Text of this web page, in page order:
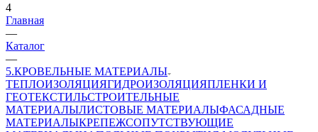
4
Главная
—
Каталог
—
5.КРОВЕЛЬНЫЕ МАТЕРИАЛЫ
ТЕПЛОИЗОЛЯЦИЯГИДРОИЗОЛЯЦИЯПЛЕНКИ И
ГЕОТЕКСТИЛЬСТРОИТЕЛЬНЫЕ
МАТЕРИАЛЫЛИСТОВЫЕ МАТЕРИАЛЫФАСАДНЫЕ
МАТЕРИАЛЫКРЕПЕЖСОПУТСТВУЮЩИЕ